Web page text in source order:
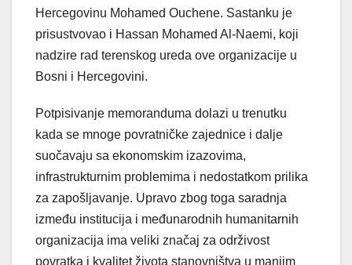
Hercegovinu Mohamed Ouchene. Sastanku je
prisustvovao i Hassan Mohamed Al-Naemi, koji
nadzire rad terenskog ureda ove organizacije u
Bosni i Hercegovini.
Potpisivanje memoranduma dolazi u trenutku
kada se mnoge povratničke zajednice i dalje
suočavaju sa ekonomskim izazovima,
infrastrukturnim problemima i nedostatkom prilika
za zapošljavanje. Upravo zbog toga saradnja
između institucija i međunarodnih humanitarnih
organizacija ima veliki značaj za održivost
povratka i kvalitet života stanovništva u manjim